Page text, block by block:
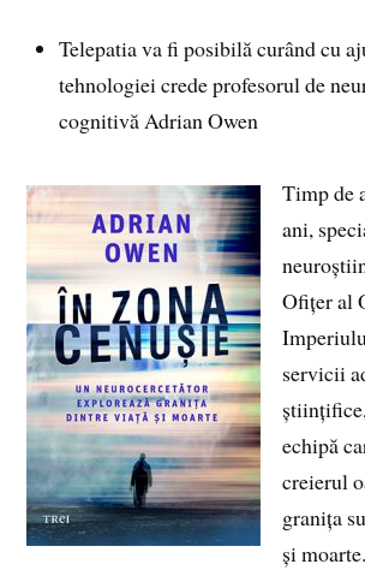
Telepatia va fi posibilă curând cu
tehnologiei crede profesorul de
cognitivă Adrian Owen
Timp de
ani,
Ofițer al
servicii
echipă
creierul
granița
și